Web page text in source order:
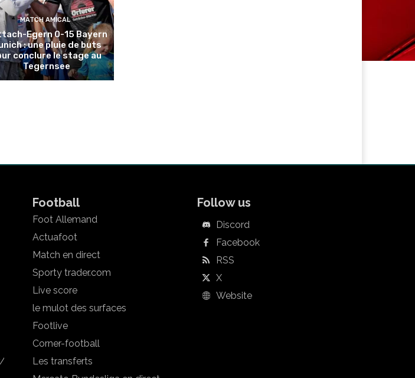
MATCH AMICAL
Egern 0-15 Bayern
: une pluie de buts
conclure le stage au
Tegernsee
Football
Foot Allemand
Actuafoot
Match en direct
Sporty trader.com
Live score
le mulot des surfaces
Footlive
Corner-football
Les transferts
Follow us
Discord
Facebook
RSS
X
Website